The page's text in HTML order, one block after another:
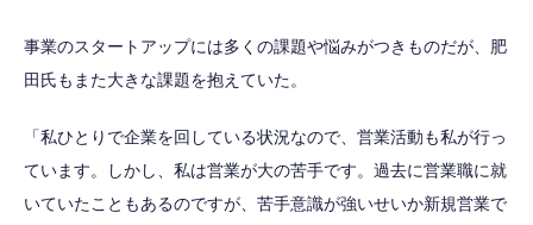
事業のスタートアップには多くの課題や悩みがつきものだが、肥
田氏もまた大きな課題を抱えていた。
「私ひとりで企業を回している状況なので、営業活動も私が行っ
ています。しかし、私は営業が大の苦手です。過去に営業職に就
いていたこともあるのですが、苦手意識が強いせいか新規営業で